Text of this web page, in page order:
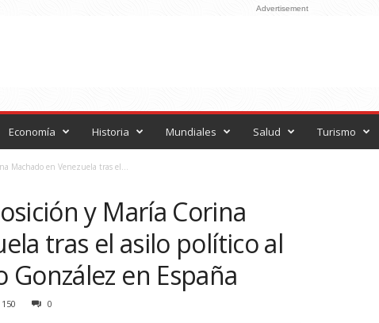
Advertisement
Economía Historia Mundiales Salud Turismo
Machado en Venezuela tras el...
y María Corina
tras el asilo político al
en España
150 0